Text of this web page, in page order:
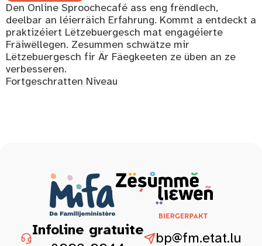
Den Online Sproochecafé ass eng frëndlech,
deelbar an léierräich Erfahrung. Kommt a entdeckt a
praktizéiert Lëtzebuergesch mat engagéierte
Fräiwëllegen. Zesummen schwätze mir
Lëtzebuergesch fir Är Fäegkeeten ze üben an ze
verbesseren.
Fortgeschratten Niveau
Infoline gratuite
bp@fm.etat.lu